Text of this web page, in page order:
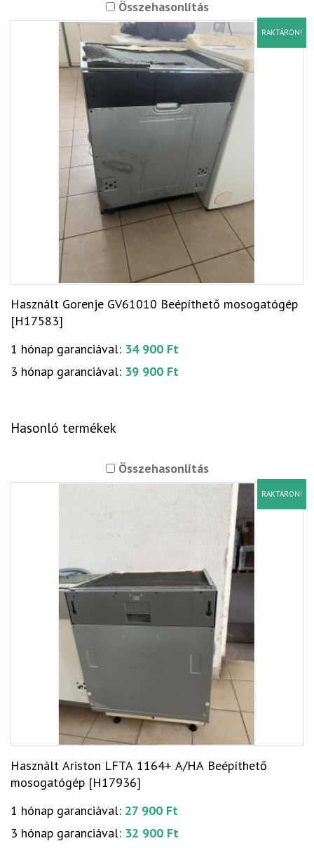
Összehasonlítás
RAKTÁRON!
Használt Gorenje GV61010 Beépíthető mosogatógép
[H17583]
1 hónap garanciával: 34 900 Ft
3 hónap garanciával: 39 900 Ft
Hasonló termékek
Összehasonlítás
RAKTÁRON!
Használt Ariston LFTA 1164+ A/HA Beépíthető
mosogatógép [H17936]
1 hónap garanciával: 27 900 Ft
3 hónap garanciával: 32 900 Ft